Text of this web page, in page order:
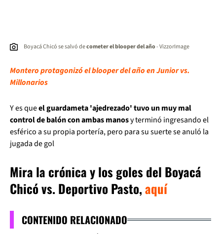
Boyacá Chicó se salvó decometer el blooper del año- VizzorImage
Montero protagonizó el blooper del año en Junior vs.
Millonarios
Y es queel guardameta 'ajedrezado' tuvo un muy mal
control de balón con ambas manosy terminó ingresando el
esférico a su propia portería, pero para su suerte se anuló la
jugada de gol
Mira la crónica y los goles del Boyacá
Chicó vs. Deportivo Pasto,aquí
CONTENIDO RELACIONADO